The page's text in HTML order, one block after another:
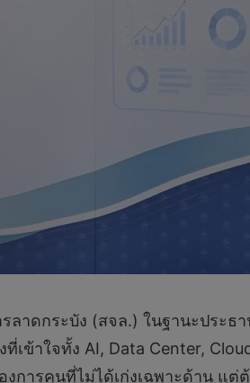
ลาดกระบัง (สจล.) ในฐานะประ
เข้าใจทั้ง AI, Data Center,
การคนที่ไม่ได้เก่งเฉพาะด้าน แต่